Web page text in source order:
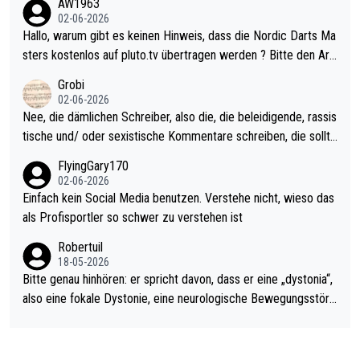
Allerdings ist Mitchell Lawrie als Nummer 1 der Welt eh qualifi
ziert. Somit ändert die automatische Qualifikation des Weltmei
sters erstmal nichts. Ich denke sie wollen damit für nächstes J
ohl wenig WDF Turniere spielen. Dies war bei Archie Self letzt
es Jahr der Fall. Er musste als amtierender Weltmeister durch
den Qualifier und ich glaube kaum, dass Mitchel sich das (in Ve
gas) antun würde, wenn er doch eigentlich die PDC-WM als Zi
el hat.
AW1963
02-06-2026
Hallo, warum gibt es keinen Hinweis, dass die Nordic Darts Ma
sters kostenlos auf pluto.tv übertragen werden ? Bitte den Arti
Grobi
02-06-2026
Nee, die dämlichen Schreiber, also die, die beleidigende, rassis
tische und/ oder sexistische Kommentare schreiben, die sollte
s Leben in den Griff kriegen. Nur eins wundert mich: Luke Little
r war doch neulich erst derjenige, der über Social Media GvV p
rovoziert hat. Und Littlers Mutter schießt öfters mal gegen Ric
FlyingGary170
02-06-2026
Einfach kein Social Media benutzen. Verstehe nicht, wieso das
als Profisportler so schwer zu verstehen ist
Robertuil
18-05-2026
Bitte genau hinhören: er spricht davon, dass er eine „dystonia“,
also eine fokale Dystonie, eine neurologische Bewegungsstöru